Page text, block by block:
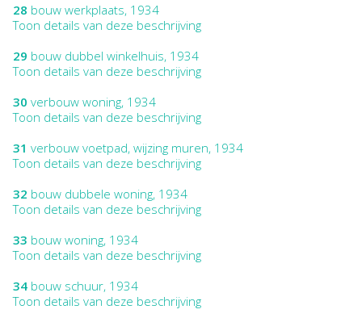
28 bouw werkplaats, 1934
Toon details van deze beschrijving
29 bouw dubbel winkelhuis, 1934
Toon details van deze beschrijving
30 verbouw woning, 1934
Toon details van deze beschrijving
31 verbouw voetpad, wijzing muren, 1934
Toon details van deze beschrijving
32 bouw dubbele woning, 1934
Toon details van deze beschrijving
33 bouw woning, 1934
Toon details van deze beschrijving
34 bouw schuur, 1934
Toon details van deze beschrijving